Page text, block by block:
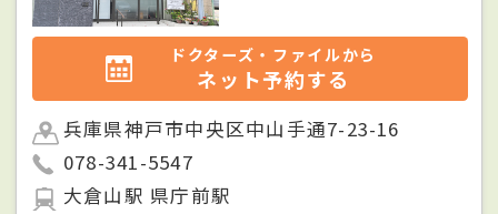
ドクターズ・ファイルから
ネット予約する
兵庫県神戸市中央区中山手通7-23-16
078-341-5547
大倉山駅 県庁前駅